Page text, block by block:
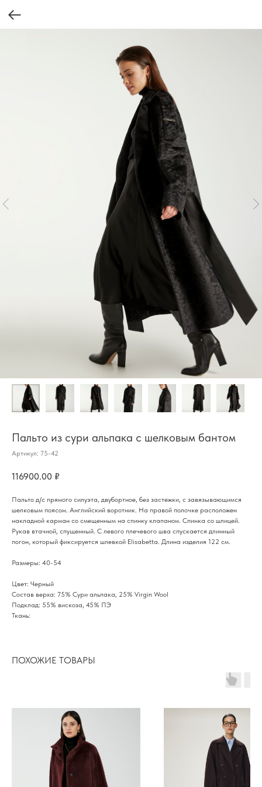
Пальто из сури альпака с шелковым бантом
Артикул: 75-42​
116900.00 ₽
Пальто д/с прямого силуэта, двубортное, без застежки, с завязывающимся
шелковым поясом. Английский воротник. На правой полочке расположен
накладной карман со смещенным на спинку клапаном. Спинка со шлицей.
Рукав втачной, спущенный. С левого плечевого шва спускается длинный
погон, который фиксируется шлевкой Elisabetta. Длина изделия 122 см.
Размеры: 40-54
Цвет: Черный
Cостав верха: 75% Сури альпака, 25% Virgin Wool
Подклад: 55% вискоза, 45% ПЭ
Ткань:
ПОХОЖИЕ ТОВАРЫ